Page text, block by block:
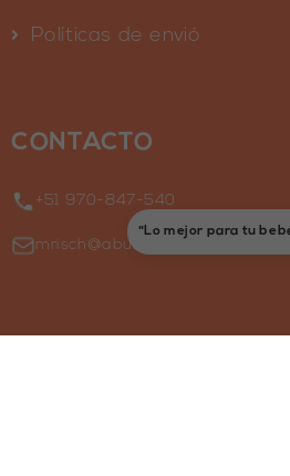
Políticas de envió
CONTACTO
+51 970-847-540
mrisch@abutinystore.com
"Lo mejor para tu